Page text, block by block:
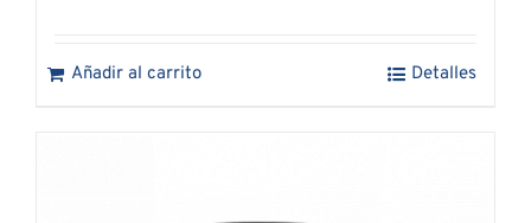
Añadir al carrito Detalles